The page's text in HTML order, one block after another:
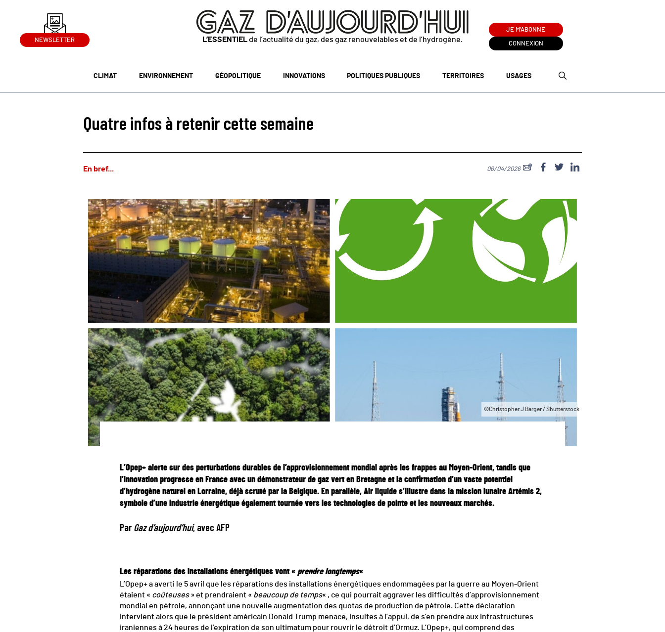
NEWSLETTER L’ESSENTIEL de l’actualité du gaz, des gaz renouvelables et de l’hydrogène.
JE M'ABONNE
CONNEXION
CLIMAT ENVIRONNEMENT GÉOPOLITIQUE INNOVATIONS POLITIQUES PUBLIQUES TERRITOIRES USAGES
Quatre infos à retenir cette semaine
En bref... 06/04/2026
©Christopher J Barger / Shutterstock
L’Opep+alerte sur des perturbations durables de l’approvisionnement mondial après les frappes au Moyen-Orient, tandis que
l’innovation progresse en France avec un démonstrateur de gaz vert en Bretagne et la confirmation d’un vaste potentiel
d’hydrogène naturel en Lorraine, déjà scruté par la Belgique. En parallèle, Air liquides’illustre dans la mission lunaire Artémis 2,
symbole d’une industrie énergétique également tournée vers les technologies de pointe et les nouveaux marchés.
Par Gaz d’aujourd’hui, avec AFP
Les réparations des installations énergétiques vont « prendre longtemps«
L’Opep+ a averti le 5 avril que les réparations des installations énergétiques endommagées par la guerre au Moyen-Orient
étaient « coûteuses» et prendraient « beaucoup de temps« , ce qui pourrait aggraver les difficultés d’approvisionnement
mondial en pétrole, annonçant une nouvelle augmentation des quotas de production de pétrole. Cette déclaration
intervient alors que le président américain Donald Trump menace, insultes à l’appui, de s’en prendre aux infrastructures
iraniennes à 24 heures de l’expiration de son ultimatum pour rouvrir le détroit d’Ormuz. L’Opep+, qui comprend des